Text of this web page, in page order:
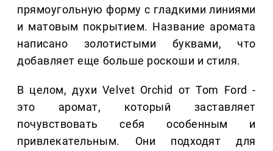
прямоугольную форму с гладкими линиями
и матовым покрытием. Название аромата
написано золотистыми буквами, что
добавляет еще больше роскоши и стиля.
В целом, духи Velvet Orchid от Tom Ford -
это аромат, который заставляет
почувствовать себя особенным и
привлекательным. Они подходят для